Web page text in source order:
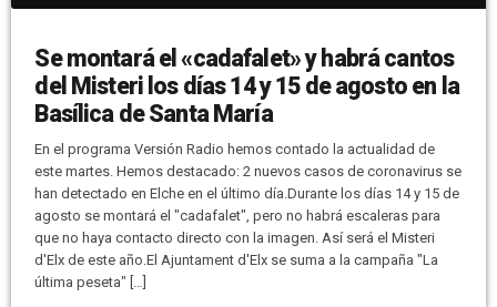
Se montará el «cadafalet» y habrá cantos
del Misteri los días 14 y 15 de agosto en la
Basílica de Santa María
En el programa Versión Radio hemos contado la actualidad de
este martes. Hemos destacado: 2 nuevos casos de coronavirus se
han detectado en Elche en el último día.Durante los días 14 y 15 de
agosto se montará el "cadafalet", pero no habrá escaleras para
que no haya contacto directo con la imagen. Así será el Misteri
d'Elx de este año.El Ajuntament d'Elx se suma a la campaña "La
última peseta" […]